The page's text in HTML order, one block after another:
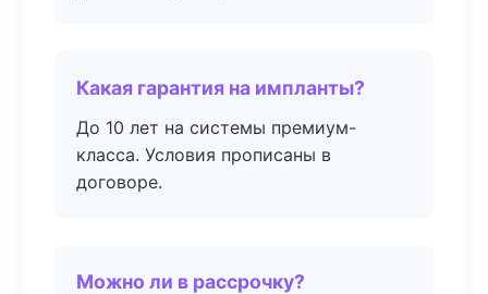
Какая гарантия на импланты?
До 10 лет на системы премиум-
класса. Условия прописаны в
договоре.
Можно ли в рассрочку?